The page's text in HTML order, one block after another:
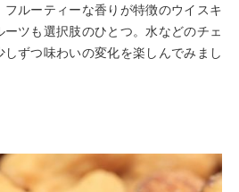
ルーティーな香りが特徴のウイスキ
ツも選択肢のひとつ。水などのチェ
ずつ味わいの変化を楽しんでみまし